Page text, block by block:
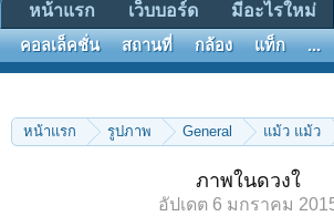
หน้าแรก รูปภาพ General แม้ว แม้ว
ภาพในดวงใ
อัปเดต 6 มกราคม
หน้าแรก เว็บบอร์ด มีอะไรใหม่
คอลเล็คชั่น สถานที่ กล้อง แท็ก ...